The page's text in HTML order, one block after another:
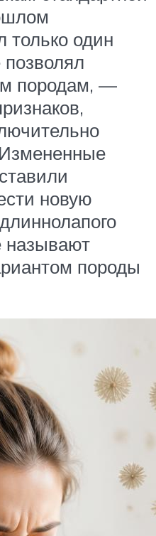
один
породам, —
новую
называют
породы